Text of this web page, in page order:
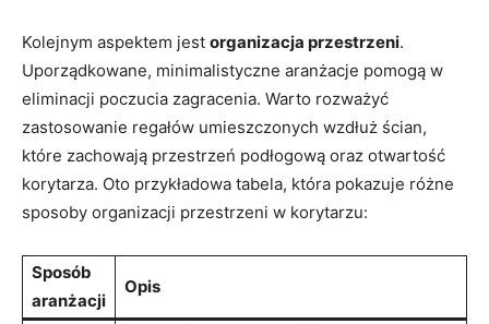
Kolejnym aspektem jest organizacja przestrzeni.
Uporządkowane, minimalistyczne aranżacje pomogą w
eliminacji poczucia zagracenia. Warto rozważyć
zastosowanie regałów umieszczonych wzdłuż ścian,
które zachowają przestrzeń podłogową oraz otwartość
korytarza. Oto przykładowa tabela, która pokazuje różne
sposoby organizacji przestrzeni w korytarzu:
Sposób
aranżacji
Opis